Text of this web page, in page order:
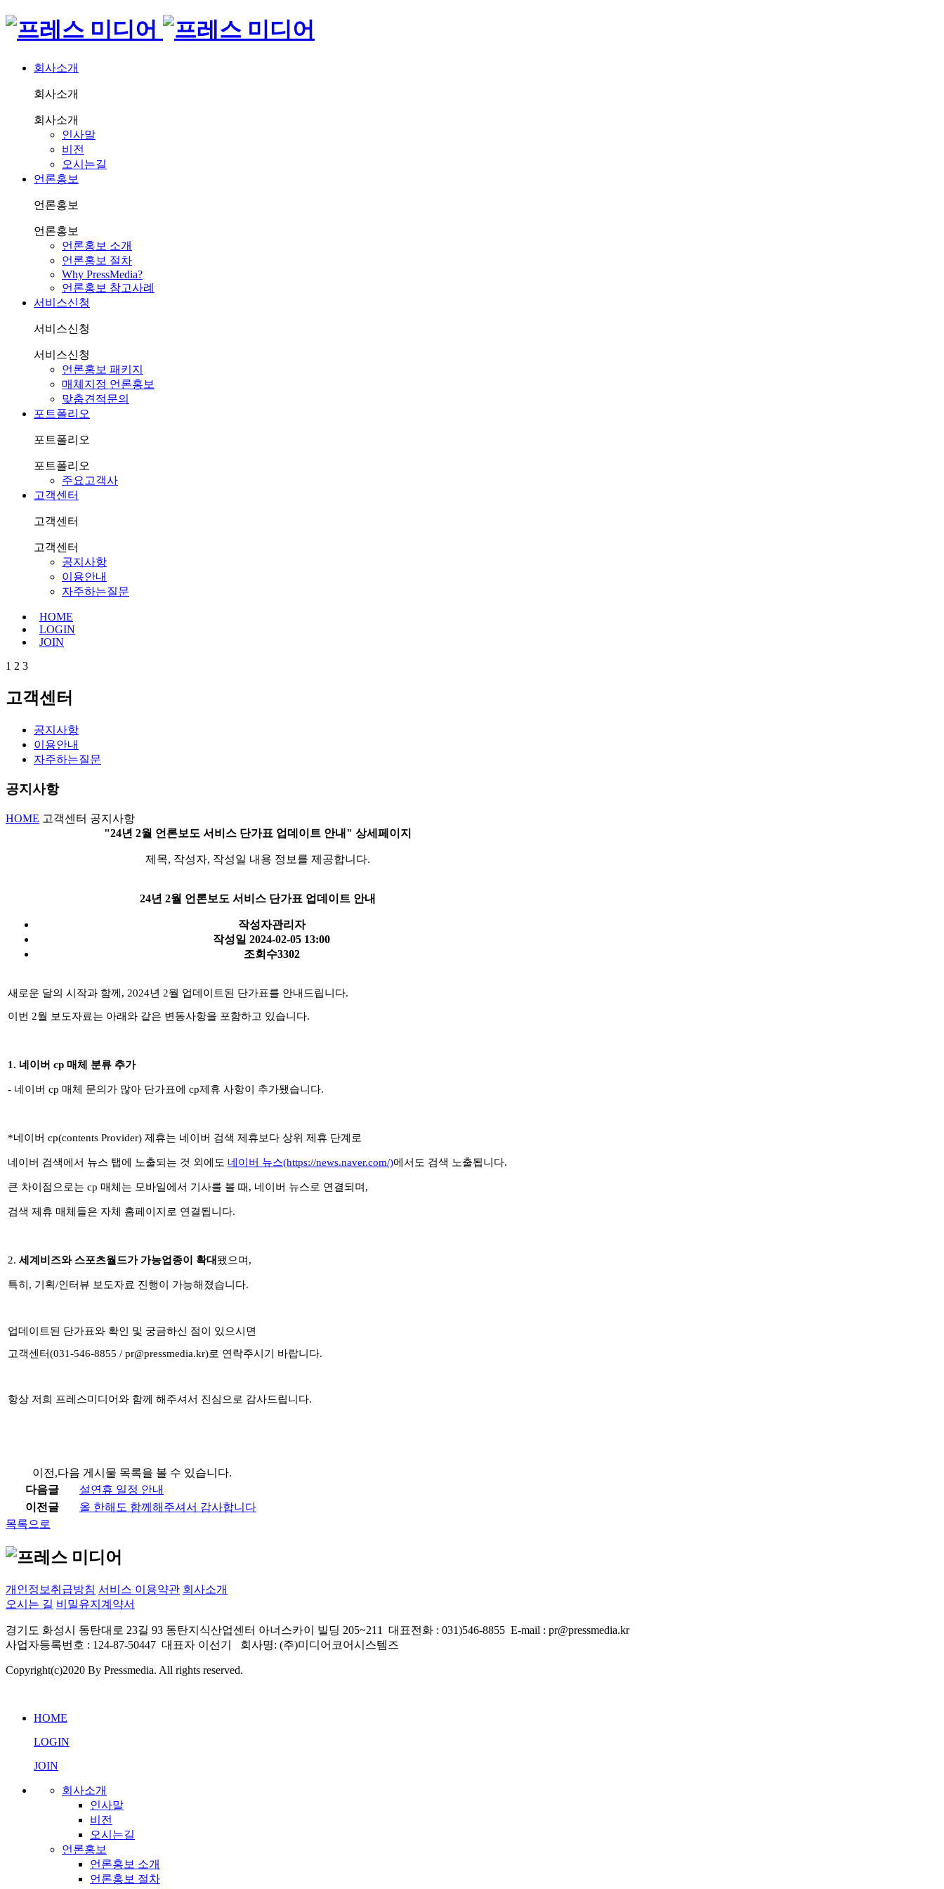
회사소개
회사소개
회사소개
인사말
비전
오시는길
언론홍보
언론홍보
언론홍보
언론홍보 소개
언론홍보 절차
Why PressMedia?
언론홍보 참고사례
서비스신청
서비스신청
서비스신청
언론홍보 패키지
매체지정 언론홍보
맞춤견적문의
포트폴리오
포트폴리오
포트폴리오
주요고객사
고객센터
고객센터
고객센터
공지사항
이용안내
자주하는질문
HOME
LOGIN
JOIN
1 2 3
고객센터
공지사항
이용안내
자주하는질문
공지사항
HOME 고객센터 공지사항
"24년 2월 언론보도 서비스 단가표 업데이트 안내" 상세페이지
제목, 작성자, 작성일 내용 정보를 제공합니다.
24년 2월 언론보도 서비스 단가표 업데이트 안내
작성자관리자
작성일 2024-02-05 13:00
조회수3302
새로운 달의 시작과 함께 , 2024년 2월 업데이트된 단가표를 안내드립니다.
이번 2월 보도자료는 아래와 같은 변동사항을 포함하고 있습니다.
1. 네이버 cp 매체 분류 추가
- 네이버 cp 매체 문의가 많아 단가표에 cp제휴 사항이 추가됐습니다.
*네이버 cp(contents Provider) 제휴는 네이버 검색 제휴보다 상위 제휴 단계로
네이버 검색에서 뉴스 탭에 노출되는 것 외에도 네이버 뉴스(https://news.naver.com/)에서도 검색 노출됩니다.
큰 차이점으로는 cp 매체는 모바일에서 기사를 볼 때 , 네이버 뉴스로 연결되며 ,
검색 제휴 매체들은 자체 홈페이지로 연결됩니다.
2. 세계비즈와 스포츠월드가 가능업종이 확대 됐으며 ,
특히 , 기획/인터뷰 보도자료 진행이 가능해졌습니다.
업데이트된 단가표와 확인 및 궁금하신 점이 있으시면
고객센터(031-546-8855 / pr@pressmedia.kr)로 연락주시기 바랍니다.
항상 저희 프레스미디어와 함께 해주셔서 진심으로 감사드립니다.
이전,다음 게시물 목록을 볼 수 있습니다.
다음글
설연휴 일정 안내
이전글
올 한해도 함께해주셔서 감사합니다
목록으로
개인정보취급방침 서비스 이용약관 회사소개
오시는 길 비밀유지계약서
경기도 화성시 동탄대로 23길 93 동탄지식산업센터 아너스카이 빌딩 205~211 대표전화 : 031)546-8855 E-mail : pr@pressmedia.kr
사업자등록번호 : 124-87-50447 대표자 이선기 회사명: (주)미디어코어시스템즈
Copyright(c)2020 By Pressmedia. All rights reserved.
HOME
LOGIN
JOIN
회사소개
인사말
비전
오시는길
언론홍보
언론홍보 소개
언론홍보 절차